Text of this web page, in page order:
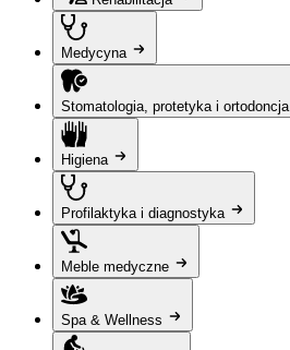
Medycyna
Stomatologia, protetyka i ortodoncja
Higiena
Profilaktyka i diagnostyka
Meble medyczne
Spa & Wellness